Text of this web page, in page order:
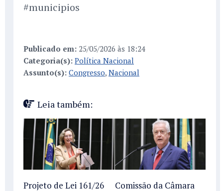
#municipios
Publicado em: 25/05/2026 às 18:24
Categoria(s): Política Nacional
Assunto(s): Congresso, Nacional
Leia também:
Projeto de Lei 161/26 Comissão da Câmara